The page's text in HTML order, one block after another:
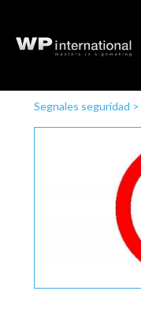
Segnales seguridad >